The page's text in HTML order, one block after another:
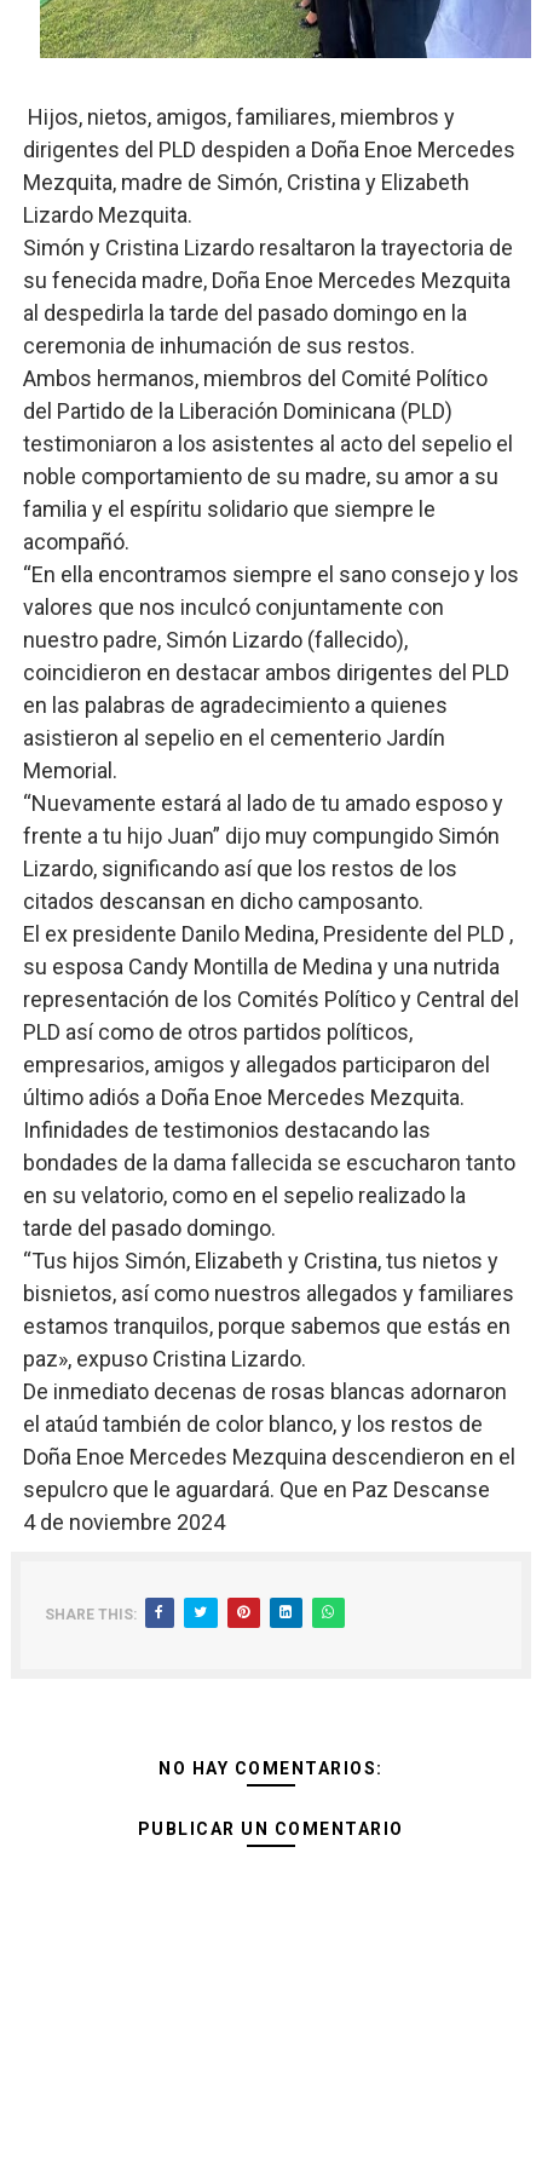
Josefa Castillo: Liderazgo y Transformación Social al
Operativo Interinstitucional “Compromiso Ambiental
Trabajadores de la prensa y Obispado de la Provincia
Ministerio de Cultura anuncia ganadores de Premios
Hijos, nietos, amigos, familiares, miembros y
dirigentes del PLD despiden a Doña Enoe Mercedes
Mezquita, madre de Simón, Cristina y Elizabeth
Lizardo Mezquita.
Simón y Cristina Lizardo resaltaron la trayectoria de
su fenecida madre, Doña Enoe Mercedes Mezquita
al despedirla la tarde del pasado domingo en la
ceremonia de inhumación de sus restos.
Ambos hermanos, miembros del Comité Político
del Partido de la Liberación Dominicana (PLD)
testimoniaron a los asistentes al acto del sepelio el
noble comportamiento de su madre, su amor a su
familia y el espíritu solidario que siempre le
acompañó.
“En ella encontramos siempre el sano consejo y los
valores que nos inculcó conjuntamente con
nuestro padre, Simón Lizardo (fallecido),
coincidieron en destacar ambos dirigentes del PLD
en las palabras de agradecimiento a quienes
asistieron al sepelio en el cementerio Jardín
Memorial.
“Nuevamente estará al lado de tu amado esposo y
frente a tu hijo Juan” dijo muy compungido Simón
Lizardo, significando así que los restos de los
citados descansan en dicho camposanto.
El ex presidente Danilo Medina, Presidente del PLD ,
su esposa Candy Montilla de Medina y una nutrida
representación de los Comités Político y Central del
PLD así como de otros partidos políticos,
empresarios, amigos y allegados participaron del
último adiós a Doña Enoe Mercedes Mezquita.
Infinidades de testimonios destacando las
bondades de la dama fallecida se escucharon tanto
en su velatorio, como en el sepelio realizado la
tarde del pasado domingo.
“Tus hijos Simón, Elizabeth y Cristina, tus nietos y
bisnietos, así como nuestros allegados y familiares
estamos tranquilos, porque sabemos que estás en
paz», expuso Cristina Lizardo.
De inmediato decenas de rosas blancas adornaron
el ataúd también de color blanco, y los restos de
Doña Enoe Mercedes Mezquina descendieron en el
sepulcro que le aguardará. Que en Paz Descanse
4 de noviembre 2024
SHARE THIS:
NO HAY COMENTARIOS:
PUBLICAR UN COMENTARIO